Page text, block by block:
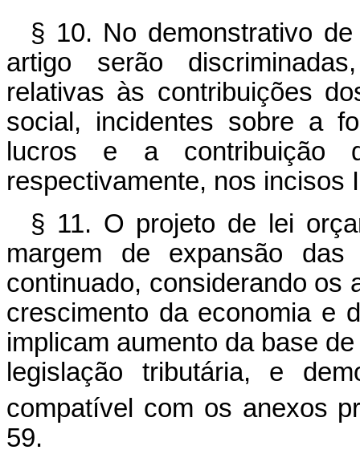
§ 10. No demonstrativo
artigo serão
relativas às contribuições
social, incidentes sobre a
lucros e a contribuição
respectivamente, nos incisos
§ 11. O projeto de lei
margem de expansão das
continuado, considerando os
crescimento da economia e
implicam aumento da base
legislação tributária, e
compatível com os anexos
59.